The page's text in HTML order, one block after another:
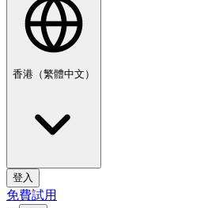
香港（繁體中文）
登入
免費試用